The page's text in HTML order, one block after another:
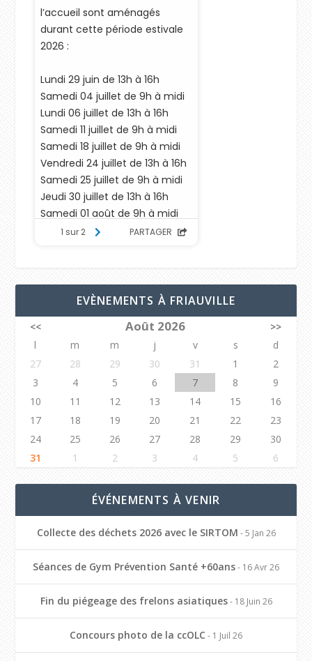
EVÈNEMENTS À FRIAUVILLE
<< Août 2026
>>
l
m m j v s
d
27
28 29 30 31 1
2
3
4 5 6 7 8
9
10
11 12 13 14 15
16
17
18 19 20 21 22
23
24
25 26 27 28 29
30
31
1 2 3 4 5 6
ÉVÉNEMENTS À VENIR
Collecte des déchets 2026 avec le SIRTOM - 5 Jan 26
Séances de Gym Prévention Santé +60ans- 16 Avr 26
Fin du piégeage des frelons asiatiques- 18 Juin 26
Concours photo de la ccOLC - 1 Juil 26